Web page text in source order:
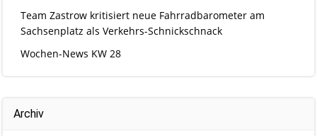
Team Zastrow kritisiert neue Fahrradbarometer am
Sachsenplatz als Verkehrs-Schnickschnack
Wochen-News KW 28
Archiv